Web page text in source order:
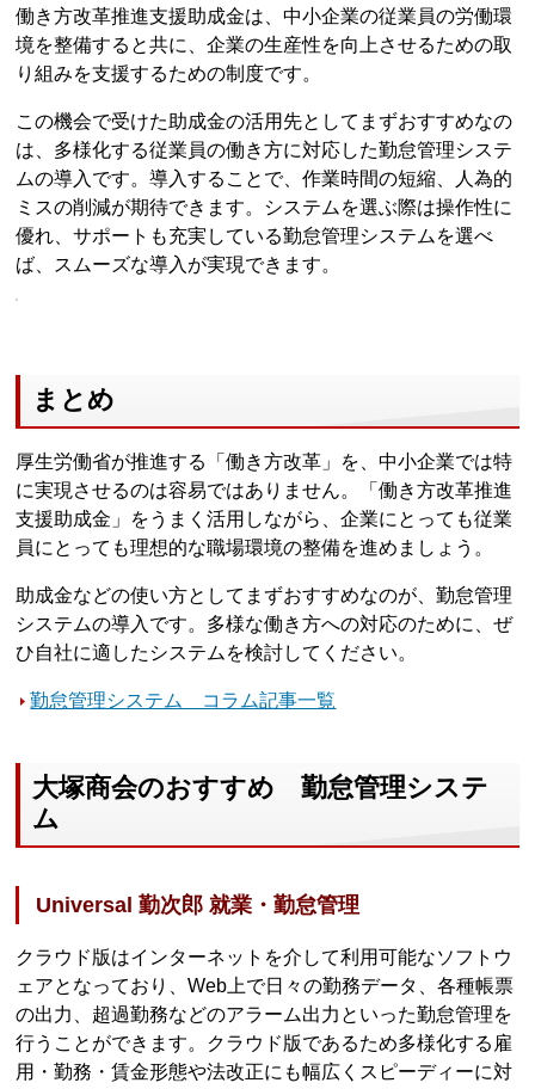
働き方改革推進支援助成金は、中小企業の従業員の労働環
境を整備すると共に、企業の生産性を向上させるための取
り組みを支援するための制度です。
この機会で受けた助成金の活用先としてまずおすすめなの
は、多様化する従業員の働き方に対応した勤怠管理システ
ムの導入です。導入することで、作業時間の短縮、人為的
ミスの削減が期待できます。システムを選ぶ際は操作性に
優れ、サポートも充実している勤怠管理システムを選べ
ば、スムーズな導入が実現できます。
まとめ
厚生労働省が推進する「働き方改革」を、中小企業では特
に実現させるのは容易ではありません。「働き方改革推進
支援助成金」をうまく活用しながら、企業にとっても従業
員にとっても理想的な職場環境の整備を進めましょう。
助成金などの使い方としてまずおすすめなのが、勤怠管理
システムの導入です。多様な働き方への対応のために、ぜ
ひ自社に適したシステムを検討してください。
勤怠管理システム コラム記事一覧
大塚商会のおすすめ 勤怠管理システ
ム
Universal 勤次郎 就業・勤怠管理
クラウド版はインターネットを介して利用可能なソフトウ
ェアとなっており、Web上で日々の勤務データ、各種帳票
の出力、超過勤務などのアラーム出力といった勤怠管理を
行うことができます。クラウド版であるため多様化する雇
用・勤務・賃金形態や法改正にも幅広くスピーディーに対